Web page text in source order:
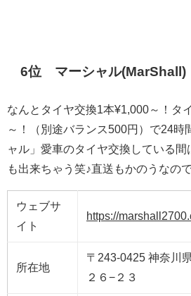
6位 マーシャル(MarShall)
なんとタイヤ交換1本¥1,000～！タ
～！（別途バランス500円）で24時
ャル」愛車のタイヤ交換している
も出来ちゃう笑♪直送もかのうなので
ウェブサ
イト
https://
所在地
〒243-0425 神奈川
２６−２３